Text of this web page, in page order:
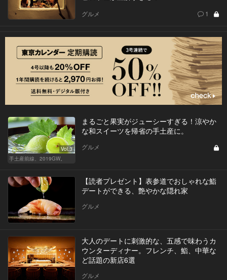
グルメ 1
Vol.3
手土産前線、2019GW。
まるごと果実がジューシーすぎる！涼やか
な和スイーツを帰省の手土産に。
グルメ
【読者プレゼント】表参道でおしゃれな鮨
デートができる、艶やかな隠れ家
グルメ
大人のデートに刺激的な、五感で味わうカ
ウンターディナー。フレンチ、鮨、中華な
ど話題の新店6選
グルメ